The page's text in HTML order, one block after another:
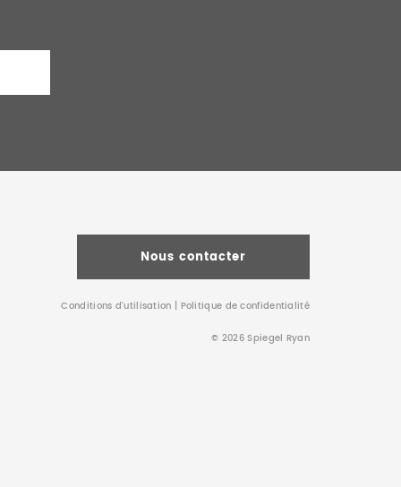
Nous contacter
Conditions d’utilisation Politique de confidentialité
© 2026 Spiegel Ryan